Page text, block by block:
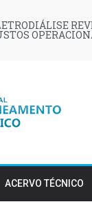
ACERVO TÉCNICO